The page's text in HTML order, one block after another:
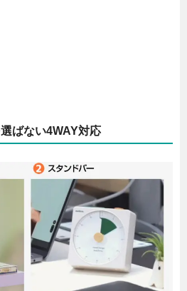
ばない4WAY対応